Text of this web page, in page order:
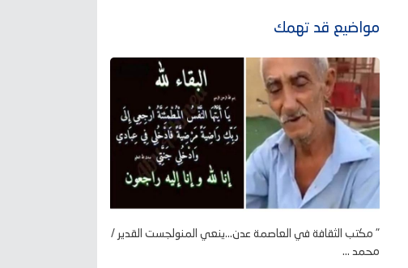
مواضيع قد تهمك
" مكتب الثقافة في العاصمة عدن...ينعي المنولجست القدير /
محمد ...